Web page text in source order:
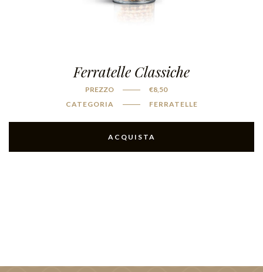
Ferratelle Classiche
PREZZO €8,50
CATEGORIA
FERRATELLE
ACQUISTA